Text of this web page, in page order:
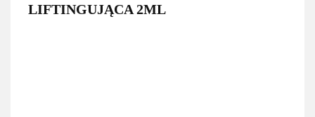
LIFTINGUJĄCA 2ML